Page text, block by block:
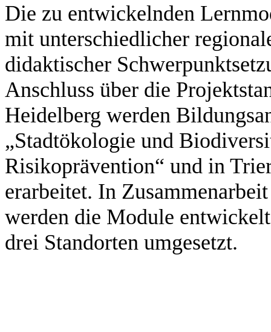
Die zu entwickelnden
mit unterschiedlicher
didaktischer
Anschluss über die
Heidelberg werden
„Stadtökologie und
Risikoprävention“ und in
erarbeitet. In
werden die Module
drei Standorten umgesetzt.